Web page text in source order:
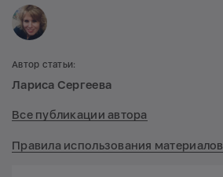
Автор статьи:
Лариса Сергеева
Все публикации автора
Правила использования материалов